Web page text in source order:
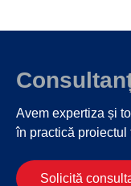
Avem expertiza și
în practică proiectul
Solicită